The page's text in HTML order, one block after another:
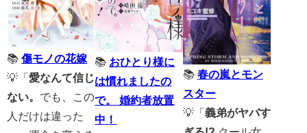
📚 傷モノの花嫁
💡「 愛なんて信じ
ない。 でも、この
人だけは違った
📚 おひとり様に
は慣れましたの
で。 婚約者放置
中！
📚 春の嵐とモン
スター
💡「 義弟がヤバす